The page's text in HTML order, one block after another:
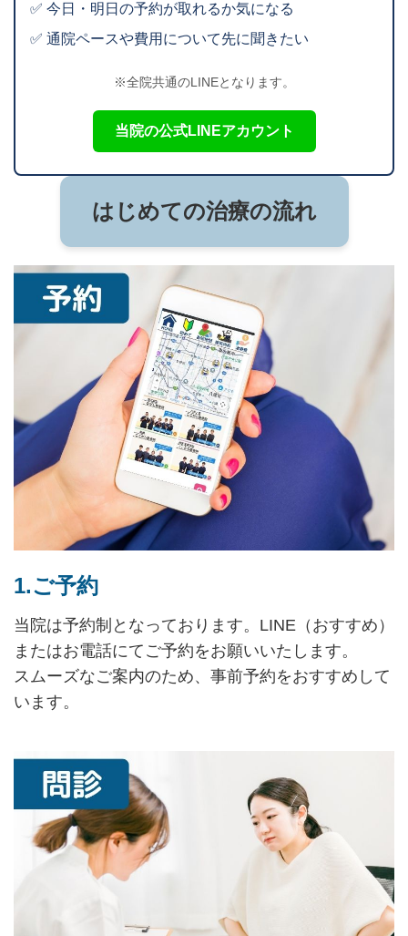
✅ 今日・明日の予約が取れるか気になる
✅ 通院ペースや費用について先に聞きたい
※全院共通のLINEとなります。
当院の公式LINEアカウント
はじめての治療の流れ
1.ご予約
当院は予約制となっております。LINE（おすすめ）
またはお電話にてご予約をお願いいたします。
スムーズなご案内のため、事前予約をおすすめして
います。